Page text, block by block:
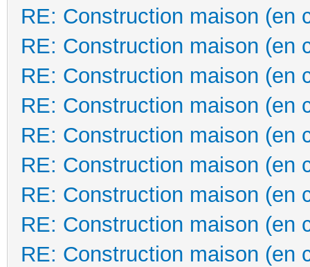
RE: Construction maison (en
RE: Construction maison (en
RE: Construction maison (en
RE: Construction maison (en
RE: Construction maison (en
RE: Construction maison (en
RE: Construction maison (en
RE: Construction maison (en
RE: Construction maison (en